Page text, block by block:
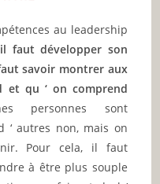
au leadership
faut développer son
savoir montrer aux
et qu ‘ on comprend
personnes sont
‘ autres non, mais on
Pour cela, il faut
à être plus souple